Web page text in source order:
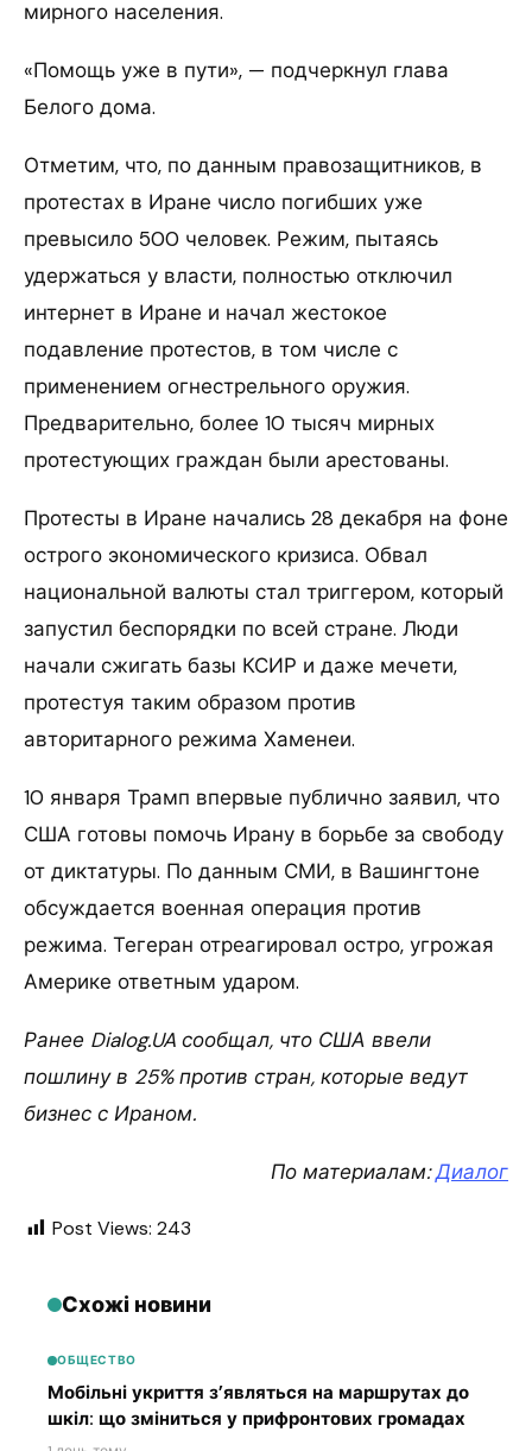
мирного населения.
«Помощь уже в пути», — подчеркнул глава
Белого дома.
Отметим, что, по данным правозащитников, в
протестах в Иране число погибших уже
превысило 500 человек. Режим, пытаясь
удержаться у власти, полностью отключил
интернет в Иране и начал жестокое
подавление протестов, в том числе с
применением огнестрельного оружия.
Предварительно, более 10 тысяч мирных
протестующих граждан были арестованы.
Протесты в Иране начались 28 декабря на фоне
острого экономического кризиса. Обвал
национальной валюты стал триггером, который
запустил беспорядки по всей стране. Люди
начали сжигать базы КСИР и даже мечети,
протестуя таким образом против
авторитарного режима Хаменеи.
10 января Трамп впервые публично заявил, что
США готовы помочь Ирану в борьбе за свободу
от диктатуры. По данным СМИ, в Вашингтоне
обсуждается военная операция против
режима. Тегеран отреагировал остро, угрожая
Америке ответным ударом.
Ранее Dialog.UA сообщал, что США ввели
пошлину в 25% против стран, которые ведут
бизнес с Ираном.
По материалам:Диалог
Post Views: 243
Схожі новини
ОБЩЕСТВО
Мобільні укриття з’являться на маршрутах до
шкіл: що зміниться у прифронтових громадах